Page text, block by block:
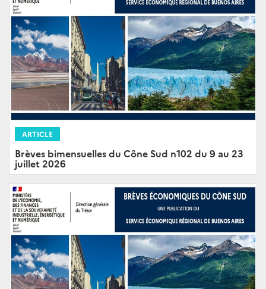
ARTICLE
Brèves bimensuelles du Cône Sud n102 du 9 au 23
juillet 2026